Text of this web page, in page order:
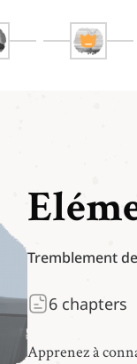
Tremblement
6 chapters
Apprenez à